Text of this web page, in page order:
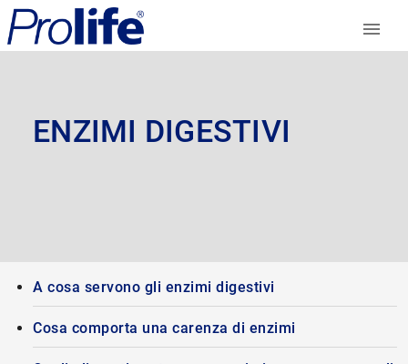
ENZIMI DIGESTIVI
A cosa servono gli enzimi digestivi
Cosa comporta una carenza di enzimi